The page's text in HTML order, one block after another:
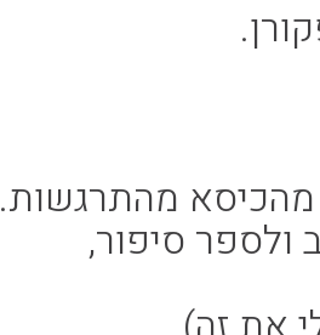
מהכיסא מהתרגשות.
ולספר סיפור,